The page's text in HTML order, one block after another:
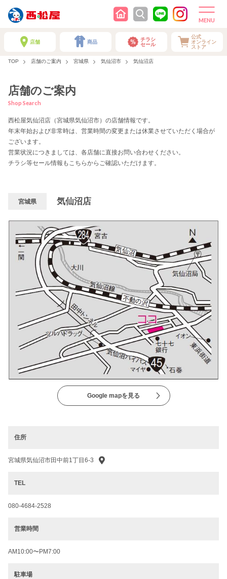
店舗 商品
チラシ
セール
公式
オンライン
ストア
TOP 店舗のご案内 宮城県 気仙沼市 気仙沼店
店舗のご案内
Shop Search
西松屋気仙沼店（宮城県気仙沼市）の店舗情報です。
年末年始および非常時は、営業時間の変更または休業させていただく場合が
ございます。
営業状況につきましては、各店舗に直接お問い合わせください。
チラシ等セール情報もこちらからご確認いただけます。
宮城県 気仙沼店
Google mapを見る
住所
宮城県気仙沼市田中前1丁目6-3
TEL
080-4684-2528
営業時間
AM10:00〜PM7:00
駐車場